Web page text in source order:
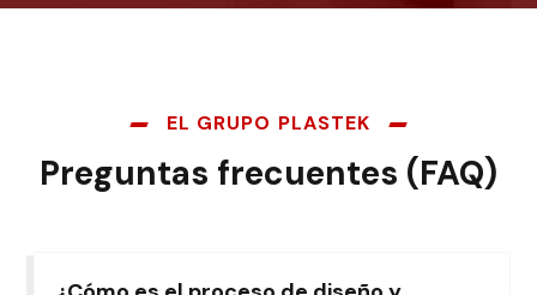
EL GRUPO PLASTEK
Preguntas frecuentes (FAQ)